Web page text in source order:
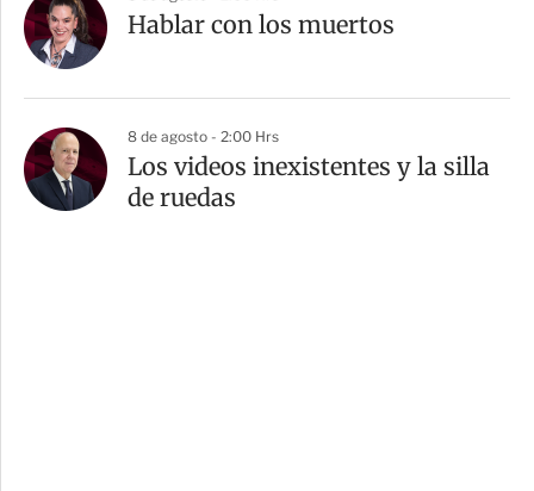
Hablar con los muertos
8 de agosto - 2:00 Hrs
Los videos inexistentes y la silla
de ruedas